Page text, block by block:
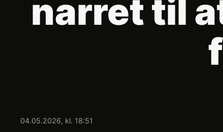
narret til
04.05.2026, kl. 18:51